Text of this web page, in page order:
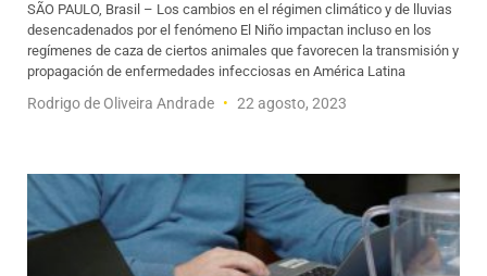
SÃO PAULO, Brasil – Los cambios en el régimen climático y de lluvias
desencadenados por el fenómeno El Niño impactan incluso en los
regímenes de caza de ciertos animales que favorecen la transmisión y
propagación de enfermedades infecciosas en América Latina
Rodrigo de Oliveira Andrade 22 agosto, 2023